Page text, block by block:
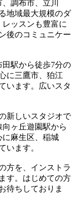
調布市、立川
地域最大規模のダ
ッスンも豊富に
後のコミュニケー
駅から徒歩7分の
に三鷹市、狛江
います。広いスタ
新しいスタジオで
ヶ丘遊園駅から
に麻生区、稲城
います。
方を、インストラ
す。はじめての方
待ちしておりま